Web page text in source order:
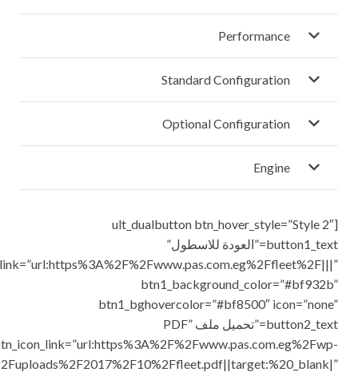
Performance
Standard Configuration
Optional Configuration
Engine
[ult_dualbutton btn_hover_style=”Style 2″
button1_text=”العودة للاسطول”
btn1_background_color=”#bf932b”
btn1_bghovercolor=”#bf8500″ icon=”none”
button2_text=”تحميل ملف PDF”